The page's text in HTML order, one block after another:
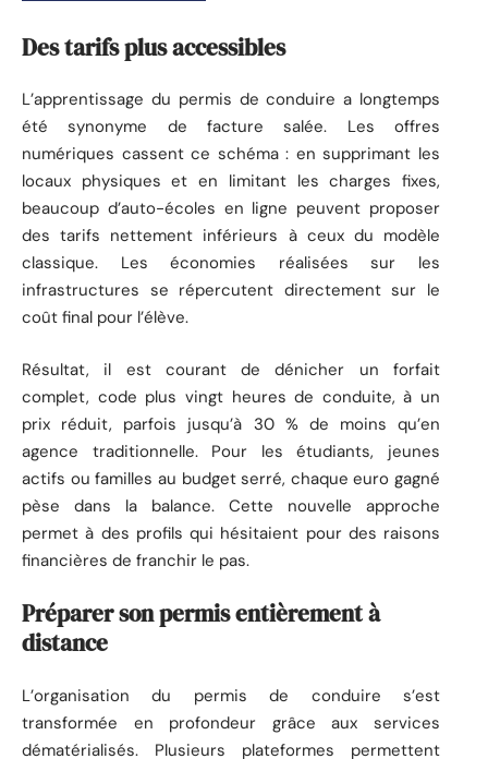
Des tarifs plus accessibles
L’apprentissage du permis de conduire a longtemps
été synonyme de facture salée. Les offres
numériques cassent ce schéma : en supprimant les
locaux physiques et en limitant les charges fixes,
beaucoup d’auto-écoles en ligne peuvent proposer
des tarifs nettement inférieurs à ceux du modèle
classique. Les économies réalisées sur les
infrastructures se répercutent directement sur le
coût final pour l’élève.
Résultat, il est courant de dénicher un forfait
complet, code plus vingt heures de conduite, à un
prix réduit, parfois jusqu’à 30 % de moins qu’en
agence traditionnelle. Pour les étudiants, jeunes
actifs ou familles au budget serré, chaque euro gagné
pèse dans la balance. Cette nouvelle approche
permet à des profils qui hésitaient pour des raisons
financières de franchir le pas.
Préparer son permis entièrement à
distance
L’organisation du permis de conduire s’est
transformée en profondeur grâce aux services
dématérialisés. Plusieurs plateformes permettent